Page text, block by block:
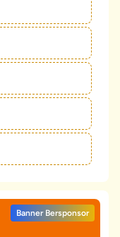
Banner Bersponsor